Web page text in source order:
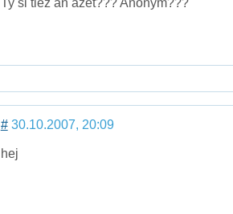
Ty si tiez an azet??? Anonym???
#30.10.2007, 20:09
hej